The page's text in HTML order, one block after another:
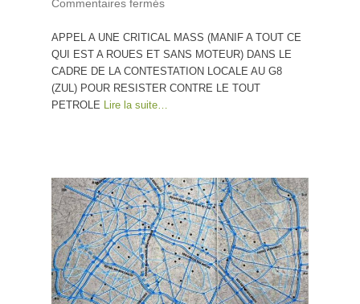
Commentaires fermés
APPEL A UNE CRITICAL MASS (MANIF A TOUT CE
QUI EST A ROUES ET SANS MOTEUR) DANS LE
CADRE DE LA CONTESTATION LOCALE AU G8
(ZUL) POUR RESISTER CONTRE LE TOUT
PETROLE Lire la suite…